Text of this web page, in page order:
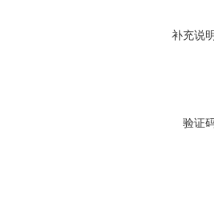
补充说
验证